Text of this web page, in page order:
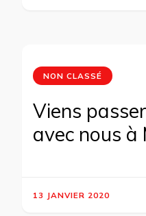
NON CLASSÉ
Viens
avec nous à
13 JANVIER 2020